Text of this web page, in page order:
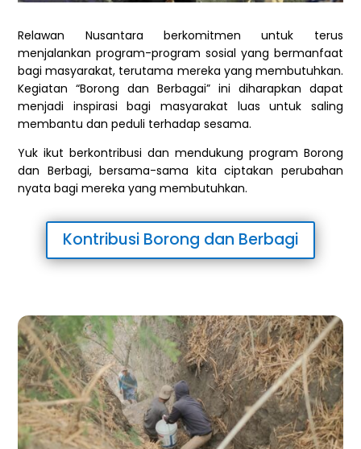
Relawan Nusantara berkomitmen untuk terus
menjalankan program-program sosial yang bermanfaat
bagi masyarakat, terutama mereka yang membutuhkan.
Kegiatan “Borong dan Berbagai” ini diharapkan dapat
menjadi inspirasi bagi masyarakat luas untuk saling
membantu dan peduli terhadap sesama.
Yuk ikut berkontribusi dan mendukung program Borong
dan Berbagi, bersama-sama kita ciptakan perubahan
nyata bagi mereka yang membutuhkan.
Kontribusi Borong dan Berbagi